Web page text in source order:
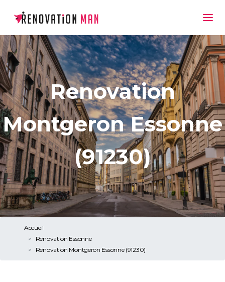
Renovation
Montgeron Essonne
(91230)
Accueil
Renovation Essonne
Renovation Montgeron Essonne (91230)